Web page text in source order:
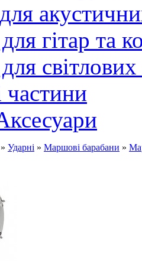
гітар та
частини
» Ударні » Маршові барабани »